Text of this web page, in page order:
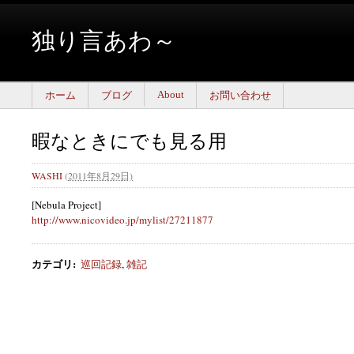
独り言あわ～
ホーム ブログ About お問い合わせ
暇なときにでも見る用
WASHI(2011年8月29日)
[Nebula Project]
http://www.nicovideo.jp/mylist/27211877
カテゴリ: 巡回記録,雑記